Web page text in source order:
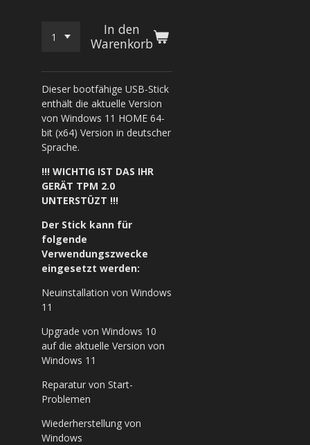
In den
Warenkorb
Dieser bootfähige USB-Stick
enthält die aktuelle Version
von Windows 11 HOME 64-
bit (x64) Version in deutscher
Sprache.
!!! WICHTIG IST DAS IHR
GERÄT TPM 2.0
UNTERSTÜZT !!!
Der Stick kann für
folgende
Verwendungszwecke
eingesetzt werden:
Neuinstallation von Windows
11
Upgrade von Windows 10
auf die aktuelle Version von
Windows 11
Reparatur von Start-
Problemen
Wiederherstellung von
Windows